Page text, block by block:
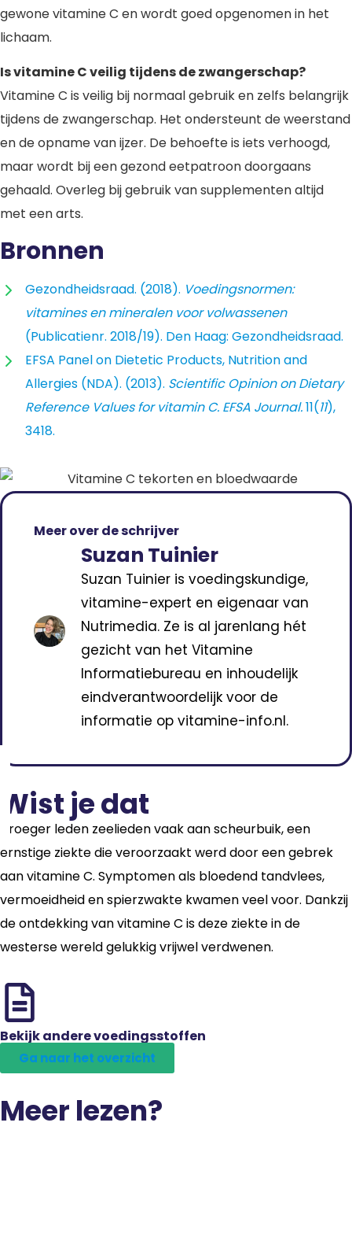
gewone vitamine C en wordt goed opgenomen in het
lichaam.
Is vitamine C veilig tijdens de zwangerschap?
Vitamine C is veilig bij normaal gebruik en zelfs belangrijk
tijdens de zwangerschap. Het ondersteunt de weerstand
en de opname van ijzer. De behoefte is iets verhoogd,
maar wordt bij een gezond eetpatroon doorgaans
gehaald. Overleg bij gebruik van supplementen altijd
met een arts.
Bronnen
Gezondheidsraad. (2018). Voedingsnormen:
vitamines en mineralen voor volwassenen
(Publicatienr. 2018/19). Den Haag: Gezondheidsraad.
EFSA Panel on Dietetic Products, Nutrition and
Allergies (NDA). (2013). Scientific Opinion on Dietary
Reference Values for vitamin C. EFSA Journal.11(11),
3418.
Meer over de schrijver
Suzan Tuinier
Suzan Tuinier is voedingskundige,
vitamine-expert en eigenaar van
Nutrimedia. Ze is al jarenlang hét
gezicht van het Vitamine
Informatiebureau en inhoudelijk
eindverantwoordelijk voor de
informatie op vitamine-info.nl.
Wist je dat
Vroeger leden zeelieden vaak aan scheurbuik, een
ernstige ziekte die veroorzaakt werd door een gebrek
aan vitamine C. Symptomen als bloedend tandvlees,
vermoeidheid en spierzwakte kwamen veel voor. Dankzij
de ontdekking van vitamine C is deze ziekte in de
westerse wereld gelukkig vrijwel verdwenen.
Bekijk andere voedingsstoffen
Ga naar het overzicht
Meer lezen?